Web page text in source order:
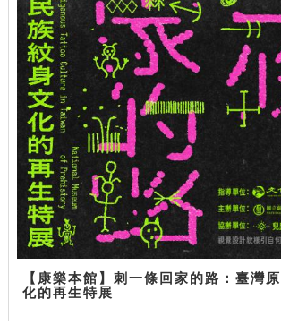
【康樂本館】刺一條回家的路：臺灣
化的再生特展